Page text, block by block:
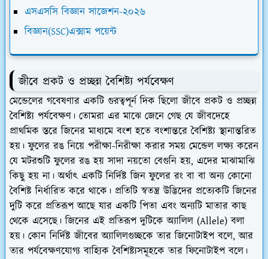
এসএসসি বিজ্ঞান সাজেশন-২০২৬
বিজ্ঞান(SSC)এক্সাম পয়েন্ট
জীবে প্রকট ও প্রচ্ছন্ন বৈশিষ্ট্য পর্যবেক্ষণ
মেন্ডেলের গবেষণার একটি গুরত্বপূর্ন দিক ছিলো জীবে প্রকট ও প্রচ্ছন্ন
বৈশিষ্ট্য পর্যবেক্ষণ। তোমরা এর মাঝে জেনে গেছ যে জীবদেহে
প্রাথমিক স্তরে জিনের মাধ্যমে বংশ হতে বংশান্তরে বৈশিষ্ট্য স্থানান্তরিত
হয়। ফুলের রঙ নিয়ে পরীক্ষা-নিরীক্ষা করার সময় মেন্ডেল লক্ষ্য করেন
যে মটরশুটি ফুলের রঙ হয় সাদা নয়তো বেগুনি হয়, এদের মাঝামাঝি
কিছু হয় না। অর্থাৎ একটি নির্দিষ্ট জিন ফুলের রং বা বা অন্য কোনো
বৈশিষ্ট নির্ধারিত করে থাকে। প্রতিটি স্বতন্ত্র উদ্ভিদের প্রত্যেকটি জিনের
দুটি করে প্রতিরূপ আছে যার একটি পিতা এবং অন্যটি মাতার কাছ
থেকে এসেছে। জিনের এই প্রতিরূপ দুটিকে অ্যালিল (Allele) বলা
হয়। কোন নির্দিষ্ট জীবের অ্যালিলগুচ্ছকে তার জিনোটাইপ বলে, আর
তার পর্যবেক্ষণযোগ্য বাহ্যিক বৈশিষ্ট্যসমূহকে তার ফিনোটাইপ বলে।